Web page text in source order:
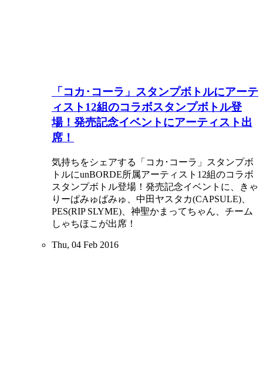
「コカ･コーラ」スタンプボトルにアーテ
ィスト12組のコラボスタンプボトル登
場！発売記念イベントにアーティスト出
席！
気持ちをシェアする「コカ･コーラ」スタンプボ
トルにunBORDE所属アーティスト12組のコラボ
スタンプボトル登場！発売記念イベントに、きゃ
りーぱみゅぱみゅ、中田ヤスタカ(CAPSULE)、
PES(RIP SLYME)、神聖かまってちゃん、チーム
しゃちほこが出席！
Thu, 04 Feb 2016